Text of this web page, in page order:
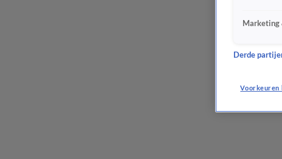
Marketing
Derde
Voorkeuren